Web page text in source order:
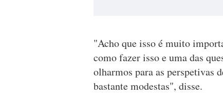
"Acho que isso é muito
como fazer isso e uma das
olharmos para as perspetivas
bastante modestas", disse.